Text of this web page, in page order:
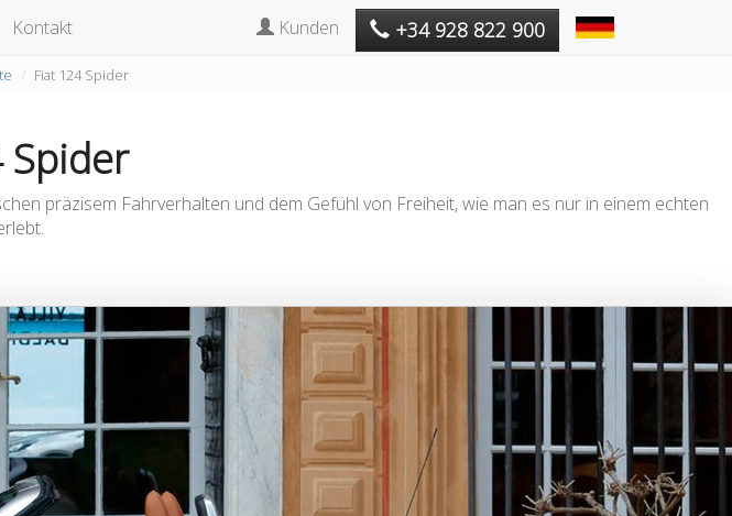
Kontakt Kunden +34 928 822 900
Fiat 124 Spider
Spider
präzisem Fahrverhalten und dem Gefühl von Freiheit, wie man es nur in einem echten